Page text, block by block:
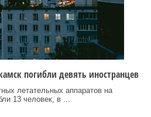
погибли девять иностранцев
летательных аппаратов на
13 человек, в ...